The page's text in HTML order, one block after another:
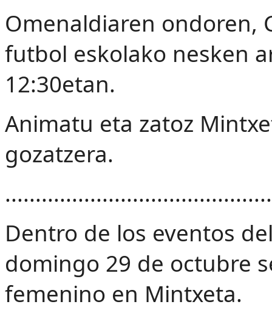
Omenaldiaren ondoren,
futbol eskolako nesken
12:30etan.
Animatu eta zatoz
gozatzera.
Dentro de los eventos
domingo 29 de octubre
femenino en Mintxeta.